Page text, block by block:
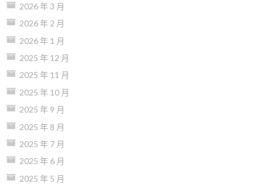
2026 年 3 月
2026 年 2 月
2026 年 1 月
2025 年 12 月
2025 年 11 月
2025 年 10 月
2025 年 9 月
2025 年 8 月
2025 年 7 月
2025 年 6 月
2025 年 5 月